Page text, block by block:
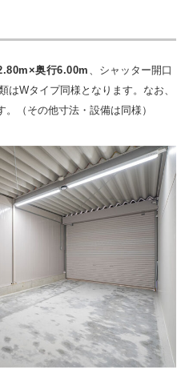
奥行6.00m
、シャッター開口
はWタイプ同様となります。なお、
。（その他寸法・設備は同様）